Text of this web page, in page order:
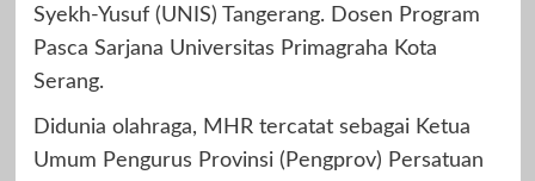
Syekh-Yusuf (UNIS) Tangerang. Dosen Program
Pasca Sarjana Universitas Primagraha Kota
Serang.
Didunia olahraga, MHR tercatat sebagai Ketua
Umum Pengurus Provinsi (Pengprov) Persatuan